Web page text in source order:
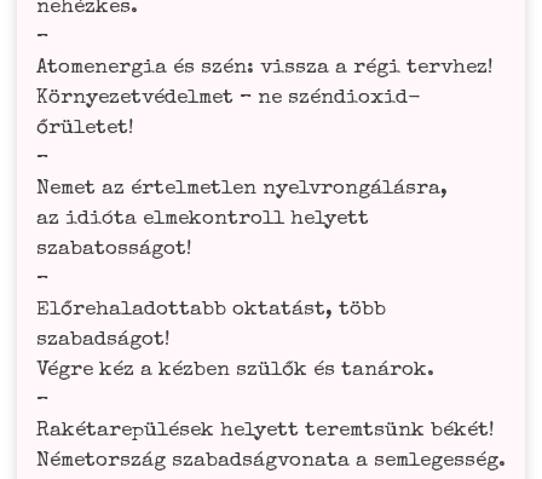
nehéz­kes.
–
Atom­ener­gia és szén: viss­za a régi terv­hez!
Kör­nye­zet­vé­del­met – ne szén­di­oxid-
őrü­le­tet!
–
Nemet az értel­met­len nyel­vron­gá­lás­ra,
az idió­ta elme­kon­troll hely­ett
sza­ba­to­s­sá­got!
–
Előre­hala­dott­abb okta­tást, több
sza­bad­sá­got!
Vég­re kéz a kéz­ben szülők és taná­rok.
–
Raké­ta­repülé­sek hely­ett teremt­sünk békét!
Néme­tor­szág sza­bad­ság­vo­na­ta a sem­le­ge­sség.